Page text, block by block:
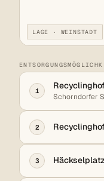
LAGE · WEINSTADT
1
Schorndorfer
2
3